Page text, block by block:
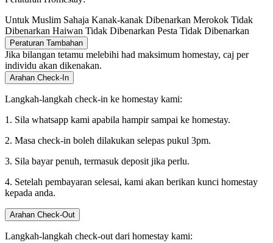
Untuk Muslim Sahaja Kanak-kanak Dibenarkan Merokok Tidak
Dibenarkan Haiwan Tidak Dibenarkan Pesta Tidak Dibenarkan
Peraturan Tambahan
Jika bilangan tetamu melebihi had maksimum homestay, caj per
individu akan dikenakan.
Arahan Check-In
Langkah-langkah check-in ke homestay kami:
1. Sila whatsapp kami apabila hampir sampai ke homestay.
2. Masa check-in boleh dilakukan selepas pukul 3pm.
3. Sila bayar penuh, termasuk deposit jika perlu.
4. Setelah pembayaran selesai, kami akan berikan kunci homestay
kepada anda.
Arahan Check-Out
Langkah-langkah check-out dari homestay kami: